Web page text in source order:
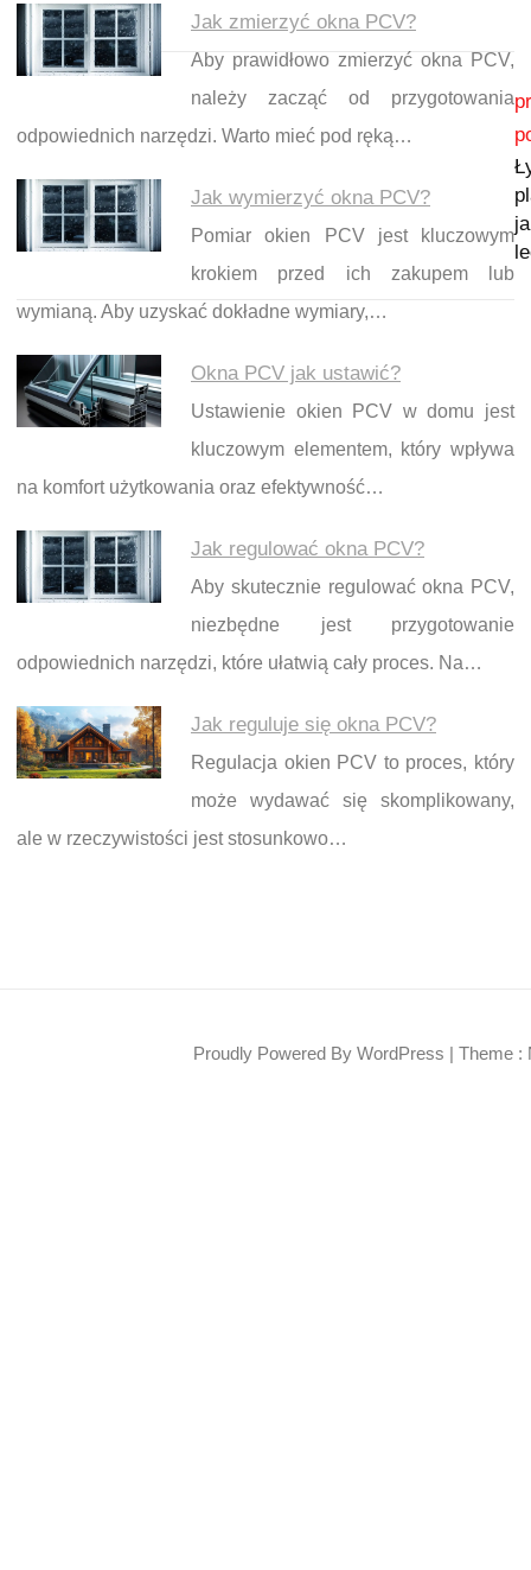
Jak zmierzyć okna PCV?
Aby prawidłowo zmierzyć okna PCV,
należy zacząć od przygotowania
odpowiednich narzędzi. Warto mieć pod ręką…
Jak wymierzyć okna PCV?
Pomiar okien PCV jest kluczowym
krokiem przed ich zakupem lub
wymianą. Aby uzyskać dokładne wymiary,…
Okna PCV jak ustawić?
Ustawienie okien PCV w domu jest
kluczowym elementem, który wpływa
na komfort użytkowania oraz efektywność…
Jak regulować okna PCV?
Aby skutecznie regulować okna PCV,
niezbędne jest przygotowanie
odpowiednich narzędzi, które ułatwią cały proces. Na…
Jak reguluje się okna PCV?
Regulacja okien PCV to proces, który
może wydawać się skomplikowany,
ale w rzeczywistości jest stosunkowo…
Nawigacja wpisu
Proudly Powered By WordPress | Theme :